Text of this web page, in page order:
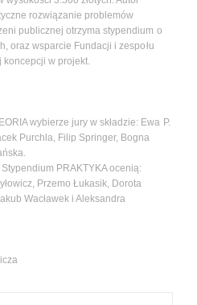
rozwiązanie problemów
publicznej otrzyma stypendium o
oraz wsparcie Fundacji i zespołu
w projekt.
wybierze jury w składzie: Ewa P.
Purchla, Filip Springer, Bogna
PRAKTYKA ocenią:
Przemo Łukasik, Dorota
Wacławek i Aleksandra